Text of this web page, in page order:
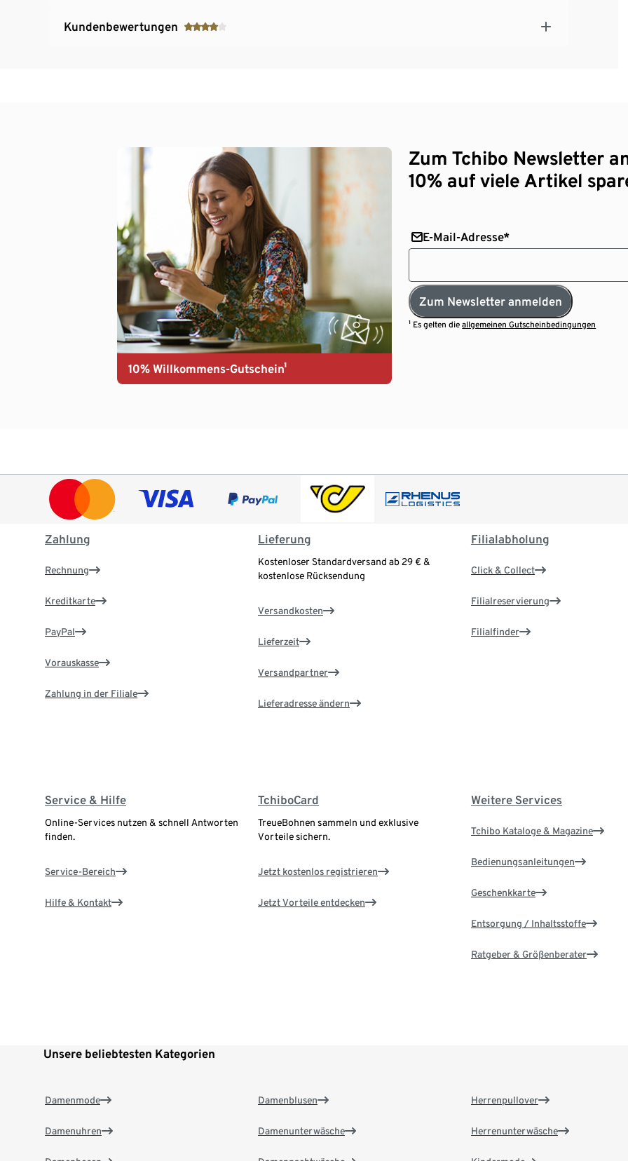
Kundenbewertungen
10% Willkommens-Gutschein¹
Zum Tchibo Newsletter
10% auf viele Artikel
E-Mail-Adresse*
Zum Newsletter anmelden
¹ Es gelten dieallgemeinen Gutscheinbedingungen
Zahlung
Rechnung
Kreditkarte
PayPal
Vorauskasse
Zahlung in der Filiale
Lieferung
Kostenloser Standardversand ab 29 € &
kostenlose Rücksendung
Versandkosten
Lieferzeit
Versandpartner
Lieferadresse ändern
Filialabholung
Click & Collect
Filialreservierung
Filialfinder
Service & Hilfe
Online-Services nutzen & schnell Antworten
finden.
Service-Bereich
Hilfe & Kontakt
TchiboCard
TreueBohnen sammeln und exklusive
Vorteile sichern.
Jetzt kostenlos registrieren
Jetzt Vorteile entdecken
Weitere Services
Tchibo Kataloge & Magazine
Bedienungsanleitungen
Geschenkkarte
Entsorgung / Inhaltsstoffe
Ratgeber & Größenberater
Unsere beliebtesten Kategorien
Damenmode
Damenuhren
Damenblusen
Damenunterwäsche
Herrenpullover
Herrenunterwäsche